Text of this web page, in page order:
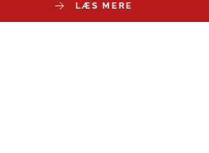
LÆS MERE